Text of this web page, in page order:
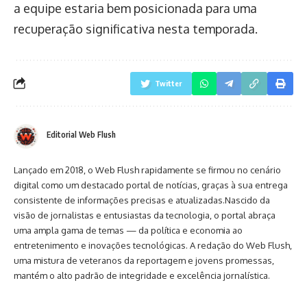
a equipe estaria bem posicionada para uma
recuperação significativa nesta temporada.
Twitter
Editorial Web Flush
Lançado em 2018, o Web Flush rapidamente se firmou no cenário
digital como um destacado portal de notícias, graças à sua entrega
consistente de informações precisas e atualizadas.Nascido da
visão de jornalistas e entusiastas da tecnologia, o portal abraça
uma ampla gama de temas — da política e economia ao
entretenimento e inovações tecnológicas. A redação do Web Flush,
uma mistura de veteranos da reportagem e jovens promessas,
mantém o alto padrão de integridade e excelência jornalística.